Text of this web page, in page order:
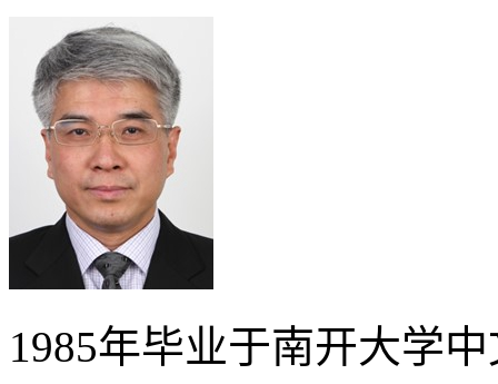
1985年毕业于南开大学